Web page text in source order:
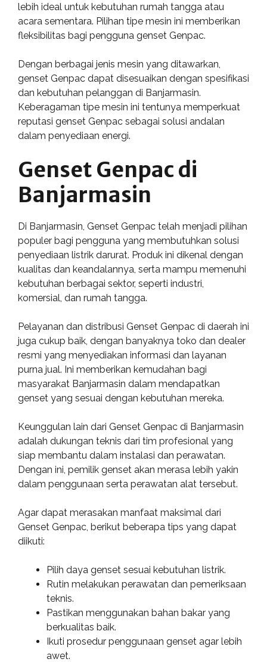
lebih ideal untuk kebutuhan rumah tangga atau
acara sementara. Pilihan tipe mesin ini memberikan
fleksibilitas bagi pengguna genset Genpac.
Dengan berbagai jenis mesin yang ditawarkan,
genset Genpac dapat disesuaikan dengan spesifikasi
dan kebutuhan pelanggan di Banjarmasin.
Keberagaman tipe mesin ini tentunya memperkuat
reputasi genset Genpac sebagai solusi andalan
dalam penyediaan energi.
Genset Genpac di
Banjarmasin
Di Banjarmasin, Genset Genpac telah menjadi pilihan
populer bagi pengguna yang membutuhkan solusi
penyediaan listrik darurat. Produk ini dikenal dengan
kualitas dan keandalannya, serta mampu memenuhi
kebutuhan berbagai sektor, seperti industri,
komersial, dan rumah tangga.
Pelayanan dan distribusi Genset Genpac di daerah ini
juga cukup baik, dengan banyaknya toko dan dealer
resmi yang menyediakan informasi dan layanan
purna jual. Ini memberikan kemudahan bagi
masyarakat Banjarmasin dalam mendapatkan
genset yang sesuai dengan kebutuhan mereka.
Keunggulan lain dari Genset Genpac di Banjarmasin
adalah dukungan teknis dari tim profesional yang
siap membantu dalam instalasi dan perawatan.
Dengan ini, pemilik genset akan merasa lebih yakin
dalam penggunaan serta perawatan alat tersebut.
Agar dapat merasakan manfaat maksimal dari
Genset Genpac, berikut beberapa tips yang dapat
diikuti:
Pilih daya genset sesuai kebutuhan listrik.
Rutin melakukan perawatan dan pemeriksaan
teknis.
Pastikan menggunakan bahan bakar yang
berkualitas baik.
Ikuti prosedur penggunaan genset agar lebih
awet.